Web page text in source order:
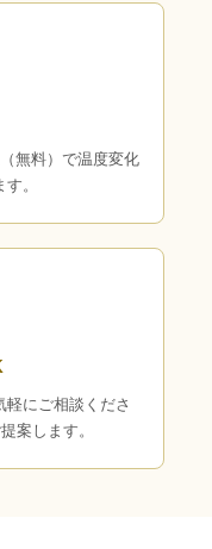
無料）で温度変化
。
にご相談くださ
案します。